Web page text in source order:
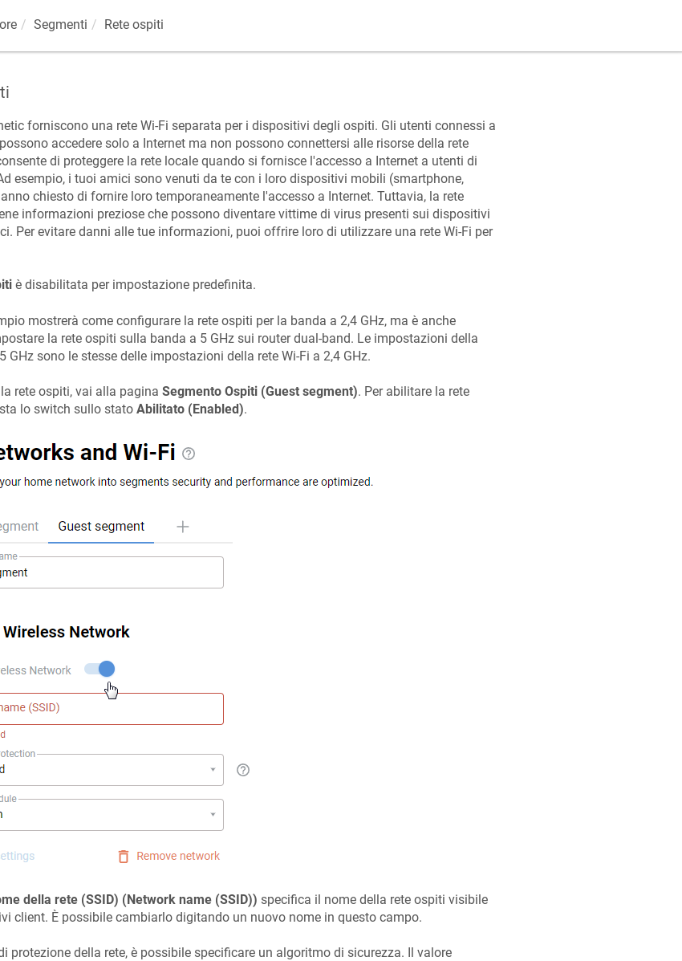
Segmenti Rete ospiti
forniscono una rete Wi-Fi separata per i dispositivi degli ospiti. Gli utenti connessi a
accedere solo a Internet ma non possono connettersi alle risorse della rete
di proteggere la rete locale quando si fornisce l'accesso a Internet a utenti di
esempio, i tuoi amici sono venuti da te con i loro dispositivi mobili (smartphone,
chiesto di fornire loro temporaneamente l'accesso a Internet. Tuttavia, la rete
informazioni preziose che possono diventare vittime di virus presenti sui dispositivi
Per evitare danni alle tue informazioni, puoi offrire loro di utilizzare una rete Wi-Fi per
è disabilitata per impostazione predefinita.
mostrerà come configurare la rete ospiti per la banda a 2,4 GHz, ma è anche
la rete ospiti sulla banda a 5 GHz sui router dual-band. Le impostazioni della
GHz sono le stesse delle impostazioni della rete Wi-Fi a 2,4 GHz.
rete ospiti, vai alla pagina Segmento Ospiti (Guest segment). Per abilitare la rete
lo switch sullo stato Abilitato (Enabled).
della rete (SSID) (Network name (SSID)) specifica il nome della rete ospiti visibile
client. È possibile cambiarlo digitando un nuovo nome in questo campo.
protezione della rete, è possibile specificare un algoritmo di sicurezza. Il valore